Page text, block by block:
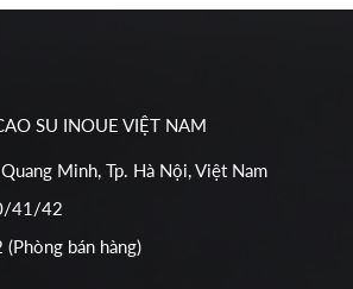
SU INOUE VIỆT NAM
Minh, Tp. Hà Nội, Việt Nam
41/42
bán hàng)